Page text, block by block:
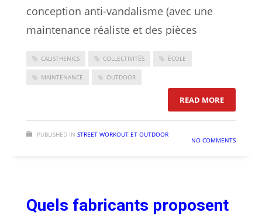
conception anti-vandalisme (avec une
maintenance réaliste et des pièces
CALISTHENICS COLLECTIVITÉS ÉCOLE
MAINTENANCE OUTDOOR
READ MORE: QUELS
PUBLISHED IN STREET WORKOUT ET OUTDOOR
NO COMMENTS
Quels fabricants proposent